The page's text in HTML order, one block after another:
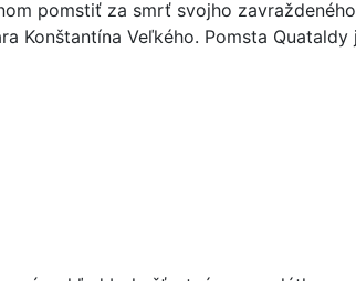
pomstiť za smrť svojho
Konštantína Veľkého. Pomsta